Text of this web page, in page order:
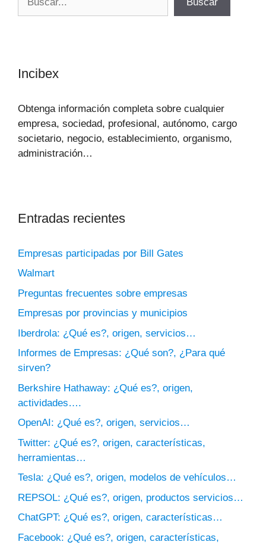
Incibex
Obtenga información completa sobre cualquier
empresa, sociedad, profesional, autónomo, cargo
societario, negocio, establecimiento, organismo,
administración…
Entradas recientes
Empresas participadas por Bill Gates
Walmart
Preguntas frecuentes sobre empresas
Empresas por provincias y municipios
Iberdrola: ¿Qué es?, origen, servicios…
Informes de Empresas: ¿Qué son?, ¿Para qué
sirven?
Berkshire Hathaway: ¿Qué es?, origen,
actividades….
OpenAI: ¿Qué es?, origen, servicios…
Twitter: ¿Qué es?, origen, características,
herramientas…
Tesla: ¿Qué es?, origen, modelos de vehículos…
REPSOL: ¿Qué es?, origen, productos servicios…
ChatGPT: ¿Qué es?, origen, características…
Facebook: ¿Qué es?, origen, características,